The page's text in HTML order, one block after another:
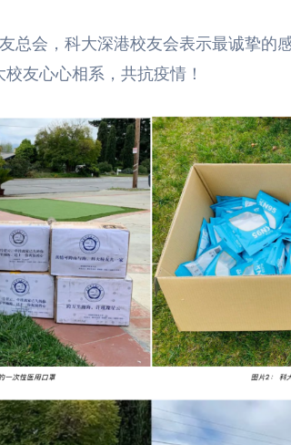
总会，科大深港校友会表示最诚挚的
友心心相系，共抗疫情！